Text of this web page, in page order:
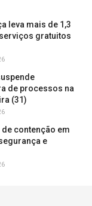
leva mais de 1,3
gratuitos
de processos na
(31)
contenção em
e